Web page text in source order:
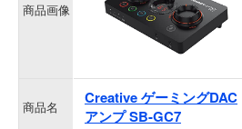
商品画像
商品名
Creative ゲーミングDAC
アンプ SB-GC7